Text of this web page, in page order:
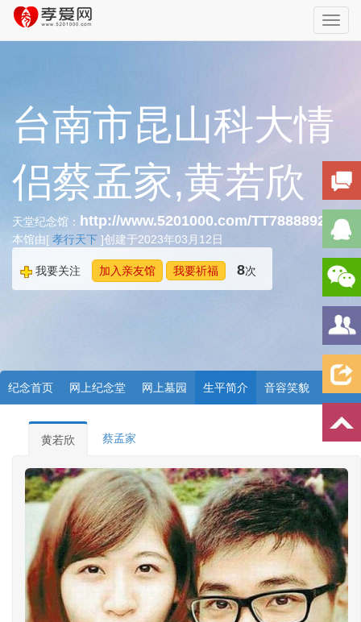
台南市昆山科大情
侣蔡孟家,黄若欣
天堂纪念馆： http://www.5201000.com/TT788889292
本馆由[ 孝行天下 ]创建于2023年03月12日
我要关注 加入亲友馆 我要祈福 8次
纪念首页 网上纪念堂 网上墓园 生平简介 音容笑貌
档案资料 追忆文章
黄若欣 蔡孟家